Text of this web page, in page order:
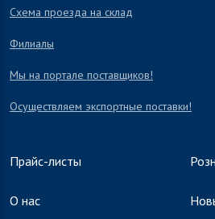
Схема проезда на склад
Филиалы
Мы на портале поставщиков!
Осуществляем экспортные поставки!
Прайс-листы
О нас